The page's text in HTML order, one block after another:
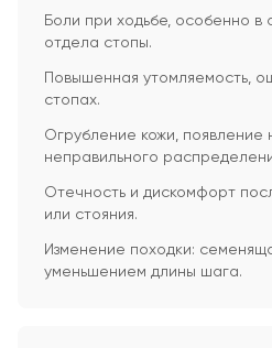
Боли при ходьбе, особенно в
отдела стопы.
Повышенная утомляемость,
стопах.
Огрубление кожи, появление
неправильного
Отечность и дискомфорт
или стояния.
Изменение походки:
уменьшением длины шага.